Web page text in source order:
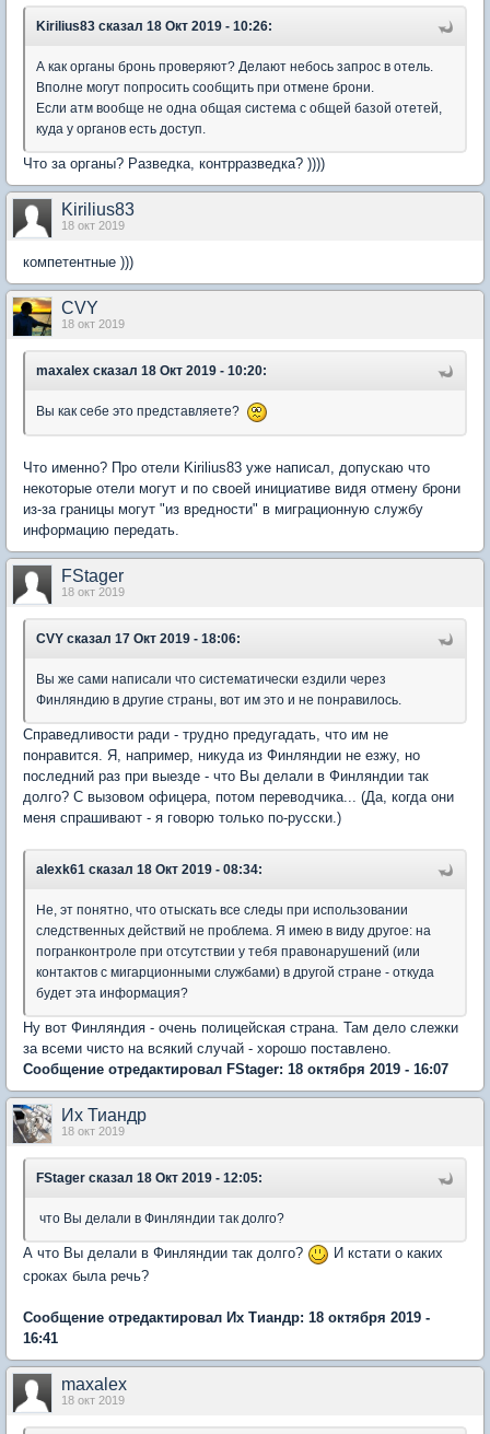
Kirilius83 сказал 18 Окт 2019 - 10:26:
А как органы бронь проверяют? Делают небось запрос в отель.
Вполне могут попросить сообщить при отмене брони.
Если атм вообще не одна общая система с общей базой отетей,
куда у органов есть доступ.
Что за органы? Разведка, контрразведка? ))))
Kirilius83
18 окт 2019
компетентные )))
CVY
18 окт 2019
maxalex сказал 18 Окт 2019 - 10:20:
Вы как себе это представляете?
Что именно? Про отели Kirilius83 уже написал, допускаю что
некоторые отели могут и по своей инициативе видя отмену брони
из-за границы могут "из вредности" в миграционную службу
информацию передать.
FStager
18 окт 2019
CVY сказал 17 Окт 2019 - 18:06:
Вы же сами написали что систематически ездили через
Финляндию в другие страны, вот им это и не понравилось.
Справедливости ради - трудно предугадать, что им не
понравится. Я, например, никуда из Финляндии не езжу, но
последний раз при выезде - что Вы делали в Финляндии так
долго? С вызовом офицера, потом переводчика... (Да, когда они
меня спрашивают - я говорю только по-русски.)
alexk61 сказал 18 Окт 2019 - 08:34:
Не, эт понятно, что отыскать все следы при использовании
следственных действий не проблема. Я имею в виду другое: на
погранконтроле при отсутствии у тебя правонарушений (или
контактов с мигарционными службами) в другой стране - откуда
будет эта информация?
Ну вот Финляндия - очень полицейская страна. Там дело слежки
за всеми чисто на всякий случай - хорошо поставлено.
Сообщение отредактировал FStager: 18 октября 2019 - 16:07
Их Тиандр
18 окт 2019
FStager сказал 18 Окт 2019 - 12:05:
что Вы делали в Финляндии так долго?
А что Вы делали в Финляндии так долго?
И кстати о каких
сроках была речь?
Сообщение отредактировал Их Тиандр: 18 октября 2019 -
16:41
maxalex
18 окт 2019